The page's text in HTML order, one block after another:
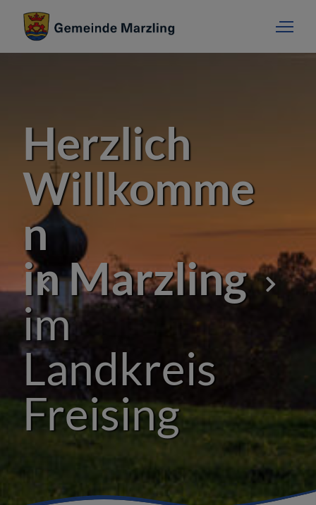
Herzlich
Willkomme
n
in Marzling
im
Landkreis
Freising